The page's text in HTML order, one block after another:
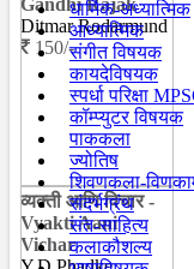
Gandhi Rajak
Ditmar Rodarmund
150/-
व्यक्ती आणि विचार -
Vyakti Aani
Vichar
धार्मिक-अध्यात्मिक
आध्यात्मिक
संगीत विषयक
कायदेविषयक
स्पर्धा परिक्षा
कॉम्प्युटर विषयक
पाककला
ज्योतिष
शिवणकला-
संदर्भग्रंथ
संत-साहित्य
कलाकौशल्य